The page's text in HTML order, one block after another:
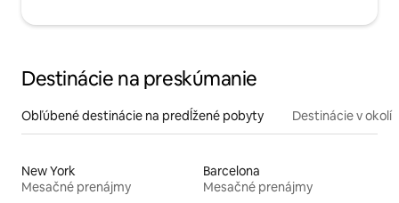
Destinácie na preskúmanie
Obľúbené destinácie na predĺžené pobyty Destinácie v okolí
New York
Mesačné prenájmy
Barcelona
Mesačné prenájmy